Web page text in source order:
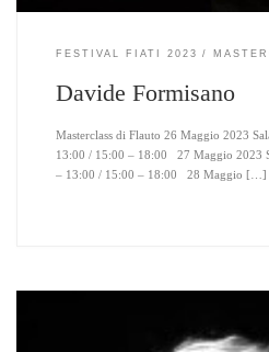
FESTIVAL FIATI 2023
Davide Formisano
Masterclass di Flauto 26 Maggio 2023
13:00 / 15:00 – 18:00 27 Maggio 2023
– 13:00 / 15:00 – 18:00 28 Maggio […]